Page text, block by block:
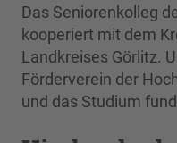
Das Seniorenkolleg
kooperiert mit dem
Landkreises Görlitz.
Förderverein der
und das Studium